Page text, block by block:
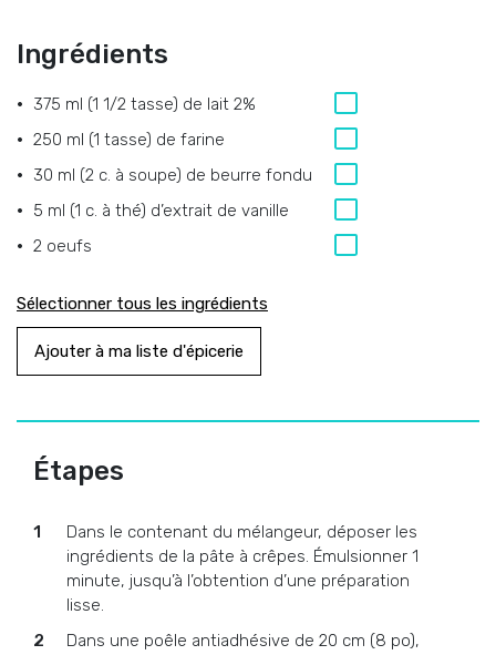
Ingrédients
375 ml (1 1/2 tasse) de lait 2%
250 ml (1 tasse) de farine
30 ml (2 c. à soupe) de beurre fondu
5 ml (1 c. à thé) d’extrait de vanille
2 oeufs
Sélectionner tous les ingrédients
Ajouter à ma liste d'épicerie
Étapes
Dans le contenant du mélangeur, déposer les
ingrédients de la pâte à crêpes. Émulsionner 1
minute, jusqu’à l’obtention d’une préparation
lisse.
Dans une poêle antiadhésive de 20 cm (8 po),